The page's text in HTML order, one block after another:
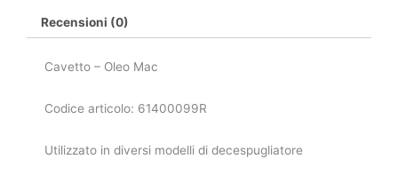
Recensioni (0)
Cavetto – Oleo Mac
Codice articolo: 61400099R
Utilizzato in diversi modelli di decespugliatore